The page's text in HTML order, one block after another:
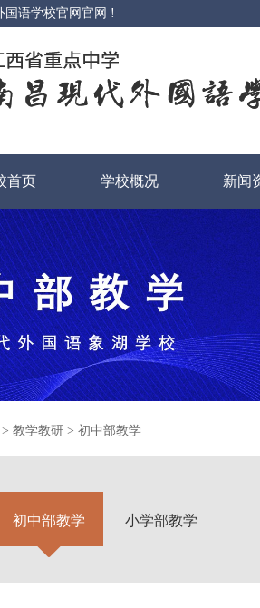
国语学校官网官网 !
首页 学校概况 新闻
> 教学教研 > 初中部教学
初中部教学 小学部教学